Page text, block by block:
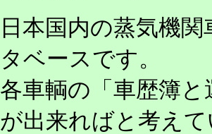
日本国内の蒸気機
タベースです。
各車輌の「車歴簿
が出来ればと考え